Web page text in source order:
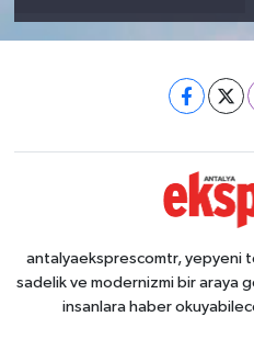
antalyaeksprescomtr, yepyeni
sadelik ve modernizmi bir araya
insanlara haber